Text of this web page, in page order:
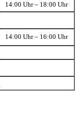
14:00 Uhr – 18:00 Uhr
14:00 Uhr – 16:00 Uhr